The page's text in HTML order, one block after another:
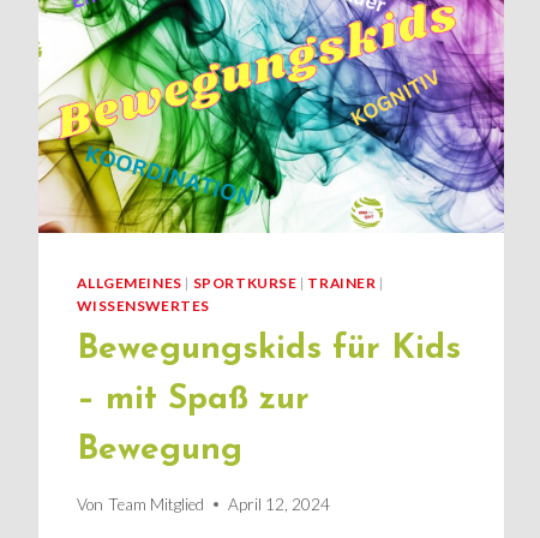
ALLGEMEINES | SPORTKURSE | TRAINER |
WISSENSWERTES
Bewegungskids für Kids
– mit Spaß zur
Bewegung
Von Team Mitglied April 12, 2024